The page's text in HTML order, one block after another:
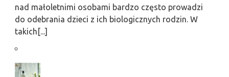
nad małoletnimi osobami bardzo często prowadzi
do odebrania dzieci z ich biologicznych rodzin. W
takich[...]